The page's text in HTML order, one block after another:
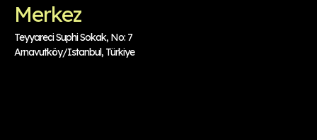
Merkez
Teyyareci Suphi Sokak, No: 7
Arnavutköy/Istanbul, Türkiye